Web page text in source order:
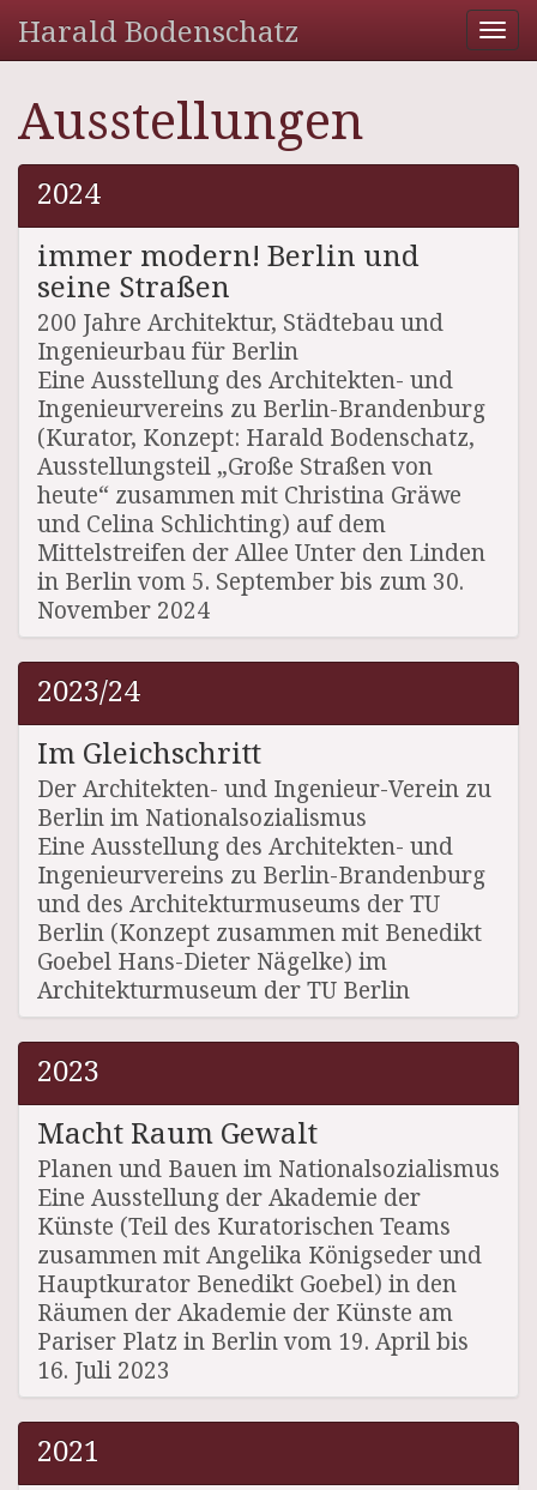
Harald Bodenschatz
Ausstellungen
2024
immer modern! Berlin und
seine Straßen
200 Jahre Architektur, Städtebau und
Ingenieurbau für Berlin
Eine Ausstellung des Architekten- und
Ingenieurvereins zu Berlin-Brandenburg
(Kurator, Konzept: Harald Bodenschatz,
Ausstellungsteil „Große Straßen von
heute“ zusammen mit Christina Gräwe
und Celina Schlichting) auf dem
Mittelstreifen der Allee Unter den Linden
in Berlin vom 5. September bis zum 30.
November 2024
2023/24
Im Gleichschritt
Der Architekten- und Ingenieur-Verein zu
Berlin im Nationalsozialismus
Eine Ausstellung des Architekten- und
Ingenieurvereins zu Berlin-Brandenburg
und des Architekturmuseums der TU
Berlin (Konzept zusammen mit Benedikt
Goebel Hans-Dieter Nägelke) im
Architekturmuseum der TU Berlin
2023
Macht Raum Gewalt
Planen und Bauen im Nationalsozialismus
Eine Ausstellung der Akademie der
Künste (Teil des Kuratorischen Teams
zusammen mit Angelika Königseder und
Hauptkurator Benedikt Goebel) in den
Räumen der Akademie der Künste am
Pariser Platz in Berlin vom 19. April bis
16. Juli 2023
2021